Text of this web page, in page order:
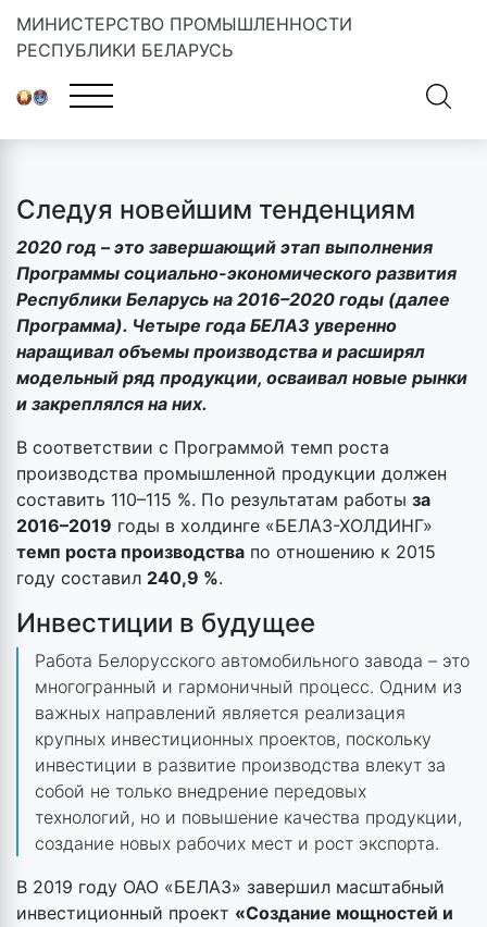
МИНИСТЕРСТВО ПРОМЫШЛЕННОСТИ
РЕСПУБЛИКИ БЕЛАРУСЬ
Главная
Следуя новейшим тенденциям
2020 год – это завершающий этап выполнения
Программы социально-экономического развития
Республики Беларусь на 2016–2020 годы (далее
Программа). Четыре года БЕЛАЗ уверенно
наращивал объемы производства и расширял
модельный ряд продукции, осваивал новые рынки
и закреплялся на них.
В соответствии с Программой темп роста
производства промышленной продукции должен
составить 110–115 %. По результатам работы за
2016–2019 годы в холдинге «БЕЛАЗ-ХОЛДИНГ»
темп роста производства по отношению к 2015
году составил 240,9 %.
Инвестиции в будущее
Работа Белорусского автомобильного завода – это
многогранный и гармоничный процесс. Одним из
важных направлений является реализация
крупных инвестиционных проектов, поскольку
инвестиции в развитие производства влекут за
собой не только внедрение передовых
технологий, но и повышение качества продукции,
создание новых рабочих мест и рост экспорта.
В 2019 году ОАО «БЕЛАЗ» завершил масштабный
инвестиционный проект «Создание мощностей и